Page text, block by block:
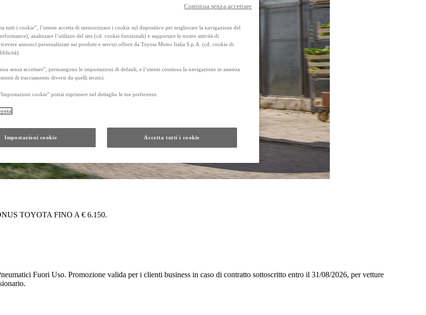
TOYOTA FINO A € 6.150.
Fuori Uso. Promozione valida per i clienti business in caso di contratto sottoscritto entro il 31/08/2026, per vetture
tutti i cookie”, l’utente accetta di memorizzare i cookie sul dispositivo per migliorare la navigazione del
analizzare l’utilizzo del sito (cd. cookie funzionali) e supportare le nostre attività di
annunci personalizzati sui prodotti e servizi offerti da Toyota Motor Italia S.p.A. (cd. cookie di
senza accettare”, permangono le impostazioni di default, e l’utente continua la navigazione in assenza
di tracciamento diversi da quelli tecnici.
cookie” potrai esprimere nel dettaglio le tue preferenze.
Impostazioni cookie Accetta tutti i cookie
Continua senza accettare